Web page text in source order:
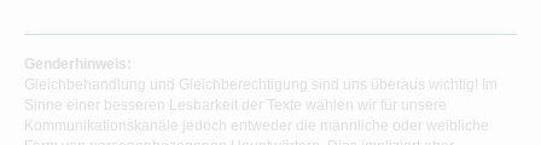
Genderhinweis:
Gleichbehandlung und Gleichberechtigung sind uns überaus wichtig! Im
Sinne einer besseren Lesbarkeit der Texte wählen wir für unsere
Kommunikationskanäle jedoch entweder die männliche oder weibliche